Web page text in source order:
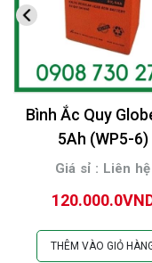
Bình Ắc Quy
5Ah (WP5-6)
Giá sỉ : Liên hệ
THÊM VÀO GIỎ